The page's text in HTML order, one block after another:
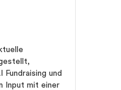
und
Input mit einer